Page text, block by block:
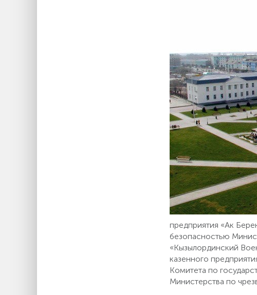
предприятия «Ак
безопасностью
«Кызылординский
казенного
Комитета по
Министерства по